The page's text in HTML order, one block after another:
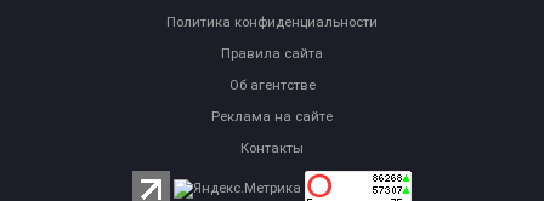
Политика конфиденциальности
Правила сайта
Об агентстве
Реклама на сайте
Контакты